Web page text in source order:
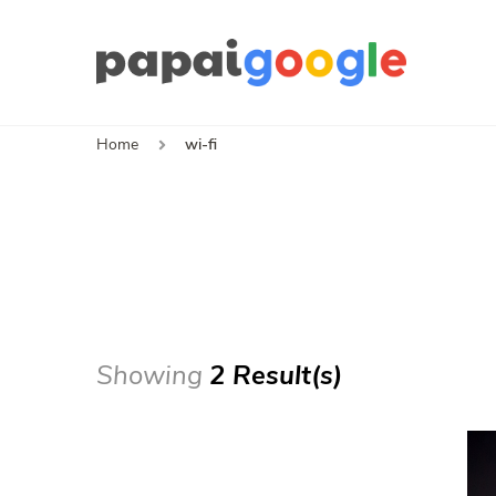
Home wi-fi
Showing 2 Result(s)